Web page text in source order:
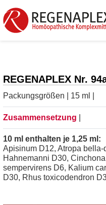
REGENAPLEX Nr.
Packungsgrößen | 15 ml |
Zusammensetzung
10 ml enthalten je 1,25 ml:
Apisinum D12, Atropa
Hahnemanni D30,
sempervirens D6, Kalium
D30, Rhus toxicodendron